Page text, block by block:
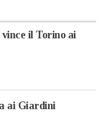
il Torino ai
ai Giardini